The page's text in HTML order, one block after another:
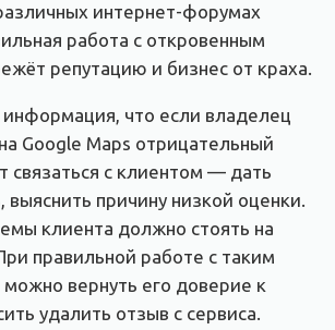
интернет-форумах
работа с откровенным
репутацию и бизнес от краха.
что если владелец
Google Maps отрицательный
связаться с клиентом — дать
выяснить причину низкой оценки.
клиента должно стоять на
правильной работе с таким
вернуть его доверие к
удалить отзыв с сервиса.